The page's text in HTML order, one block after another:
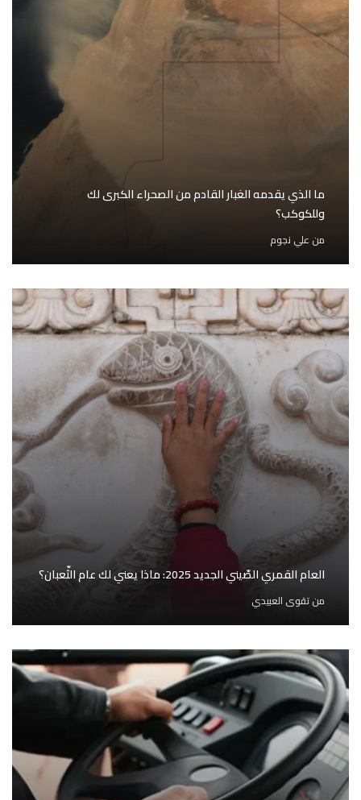
ما الذي يقدمه الغبار القادم من الصحراء الكبرى لك
وللكوكب؟
من علي نجوم
العام القمري الصّيني الجديد 2025: ماذا يعني لك عام الثّعبان؟
منتقوى العبيدي